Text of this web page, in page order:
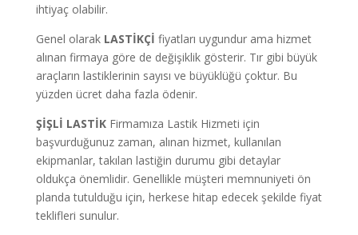
ihtiyaç olabilir.
Genel olarak LASTİKÇİ fiyatları uygundur ama hizmet
alınan firmaya göre de değişiklik gösterir. Tır gibi büyük
araçların lastiklerinin sayısı ve büyüklüğü çoktur. Bu
yüzden ücret daha fazla ödenir.
ŞİŞLİ LASTİK Firmamıza Lastik Hizmeti için
başvurduğunuz zaman, alınan hizmet, kullanılan
ekipmanlar, takılan lastiğin durumu gibi detaylar
oldukça önemlidir. Genellikle müşteri memnuniyeti ön
planda tutulduğu için, herkese hitap edecek şekilde fiyat
teklifleri sunulur.